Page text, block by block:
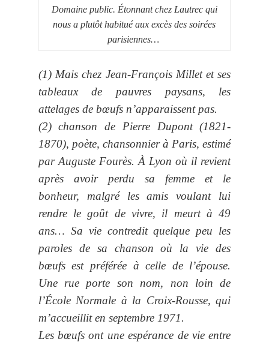
Domaine public. Étonnant chez Lautrec qui
nous a plutôt habitué aux excès des soirées
parisiennes…
(1) Mais chez Jean-François Millet et ses
tableaux de pauvres paysans, les
attelages de bœufs n’apparaissent pas.
(2) chanson de Pierre Dupont (1821-
1870), poète, chansonnier à Paris, estimé
par Auguste Fourès. À Lyon où il revient
après avoir perdu sa femme et le
bonheur, malgré les amis voulant lui
rendre le goût de vivre, il meurt à 49
ans… Sa vie contredit quelque peu les
paroles de sa chanson où la vie des
bœufs est préférée à celle de l’épouse.
Une rue porte son nom, non loin de
l’École Normale à la Croix-Rousse, qui
m’accueillit en septembre 1971.
Les bœufs ont une espérance de vie entre